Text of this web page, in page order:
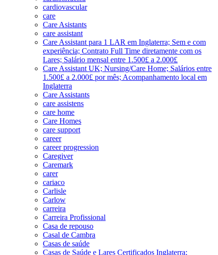
cardiovascular
care
Care Asistants
care assistant
Care Assistant para 1 LAR em Inglaterra; Sem e com
experiência; Contrato Full Time diretamente com os
Lares; Salário mensal entre 1.500£ a 2.000£
Care Assistant UK; Nursing/Care Home; Salários entre
1.500£ a 2.000£ por mês; Acompanhamento local em
Inglaterra
Care Assistants
care assistens
care home
Care Homes
care support
career
career progression
Caregiver
Caremark
carer
cariaco
Carlisle
Carlow
carreira
Carreira Profissional
Casa de repouso
Casal de Cambra
Casas de saúde
Casas de Saúde e Lares Certificados Inglaterra;